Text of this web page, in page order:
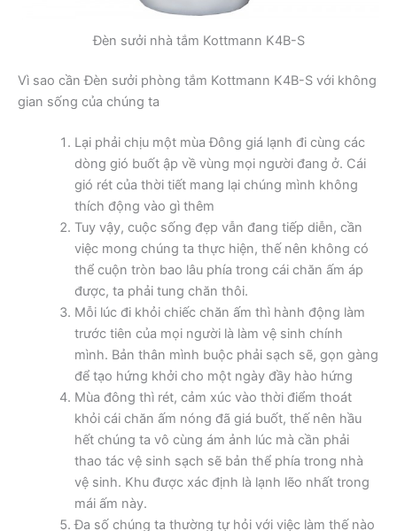
Đèn sưởi nhà tắm Kottmann K4B-S
Vì sao cần Đèn sưởi phòng tắm Kottmann K4B-S với không
gian sống của chúng ta
Lại phải chịu một mùa Đông giá lạnh đi cùng các
dòng gió buốt ập về vùng mọi người đang ở. Cái
gió rét của thời tiết mang lại chúng mình không
thích động vào gì thêm
Tuy vậy, cuộc sống đẹp vẫn đang tiếp diễn, cần
việc mong chúng ta thực hiện, thế nên không có
thể cuộn tròn bao lâu phía trong cái chăn ấm áp
được, ta phải tung chăn thôi.
Mỗi lúc đi khỏi chiếc chăn ấm thì hành động làm
trước tiên của mọi người là làm vệ sinh chính
mình. Bản thân mình buộc phải sạch sẽ, gọn gàng
để tạo hứng khởi cho một ngày đầy hào hứng
Mùa đông thì rét, cảm xúc vào thời điểm thoát
khỏi cái chăn ấm nóng đã giá buốt, thế nên hầu
hết chúng ta vô cùng ám ảnh lúc mà cần phải
thao tác vệ sinh sạch sẽ bản thể phía trong nhà
vệ sinh. Khu được xác định là lạnh lẽo nhất trong
mái ấm này.
Đa số chúng ta thường tự hỏi với việc làm thế nào